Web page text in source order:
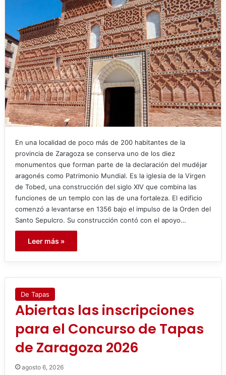
En una localidad de poco más de 200 habitantes de la
provincia de Zaragoza se conserva uno de los diez
monumentos que forman parte de la declaración del mudéjar
aragonés como Patrimonio Mundial. Es la iglesia de la Virgen
de Tobed, una construcción del siglo XIV que combina las
funciones de un templo con las de una fortaleza. El edificio
comenzó a levantarse en 1356 bajo el impulso de la Orden del
Santo Sepulcro. Su construcción contó con el apoyo…
Leer más »
De Tapas
Abiertas las inscripciones
para el Concurso de Tapas
de Zaragoza 2026
agosto 6, 2026